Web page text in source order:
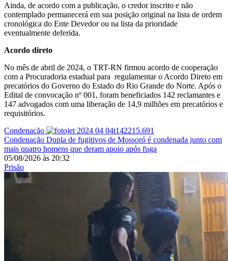
Ainda, de acordo com a publicação, o credor inscrito e não
contemplado permanecerá em sua posição original na lista de ordem
cronológica do Ente Devedor ou na lista da prioridade
eventualmente deferida.
Acordo direto
No mês de abril de 2024, o TRT-RN firmou acordo de cooperação
com a Procuradoria estadual para regulamentar o Acordo Direto em
precatórios do Governo do Estado do Rio Grande do Norte. Após o
Edital de convocação nº 001, foram beneficiados 142 reclamantes e
147 advogados com uma liberação de 14,9 milhões em precatórios e
requisitórios.
Condenação
Condenação Dupla de fugitivos de Mossoró é condenada junto com
mais quatro homens que deram apoio após fuga
05/08/2026 às 20:32
Prisão